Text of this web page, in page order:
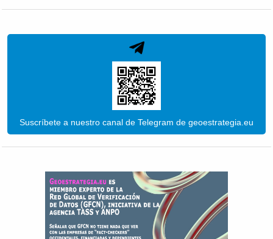
Suscríbete a nuestro canal de Telegram de geoestrategia.eu